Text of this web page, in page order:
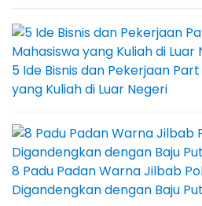
5 Ide Bisnis dan Pekerjaan
yang Kuliah di Luar Negeri
8 Padu Padan Warna Jilbab
Digandengkan dengan Baju